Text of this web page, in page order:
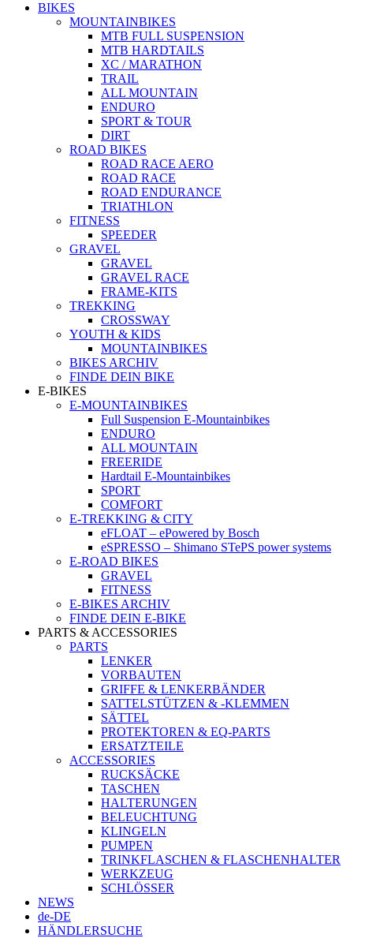
BIKES
MOUNTAINBIKES
MTB FULL SUSPENSION
MTB HARDTAILS
XC / MARATHON
TRAIL
ALL MOUNTAIN
ENDURO
SPORT & TOUR
DIRT
ROAD BIKES
ROAD RACE AERO
ROAD RACE
ROAD ENDURANCE
TRIATHLON
FITNESS
SPEEDER
GRAVEL
GRAVEL
GRAVEL RACE
FRAME-KITS
TREKKING
CROSSWAY
YOUTH & KIDS
MOUNTAINBIKES
BIKES ARCHIV
FINDE DEIN BIKE
E-BIKES
E-MOUNTAINBIKES
Full Suspension E-Mountainbikes
ENDURO
ALL MOUNTAIN
FREERIDE
Hardtail E-Mountainbikes
SPORT
COMFORT
E-TREKKING & CITY
eFLOAT – ePowered by Bosch
eSPRESSO – Shimano STePS power systems
E-ROAD BIKES
GRAVEL
FITNESS
E-BIKES ARCHIV
FINDE DEIN E-BIKE
PARTS & ACCESSORIES
PARTS
LENKER
VORBAUTEN
GRIFFE & LENKERBÄNDER
SATTELSTÜTZEN & -KLEMMEN
SÄTTEL
PROTEKTOREN & EQ-PARTS
ERSATZTEILE
ACCESSORIES
RUCKSÄCKE
TASCHEN
HALTERUNGEN
BELEUCHTUNG
KLINGELN
PUMPEN
TRINKFLASCHEN & FLASCHENHALTER
WERKZEUG
SCHLÖSSER
NEWS
de-DE
HÄNDLERSUCHE